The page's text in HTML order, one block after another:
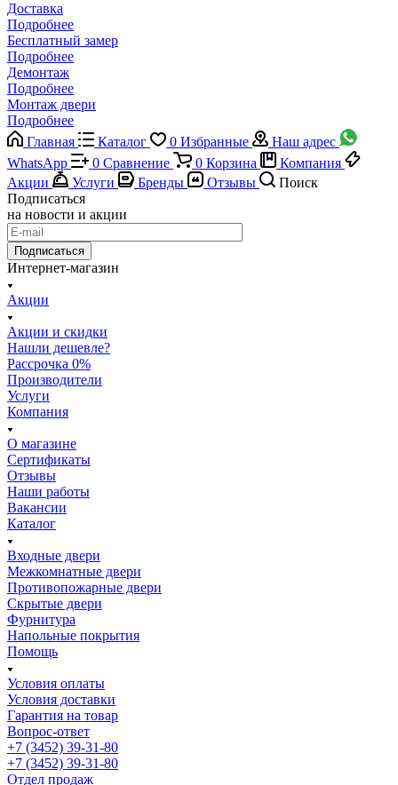
Доставка
Подробнее
Бесплатный замер
Подробнее
Демонтаж
Подробнее
Монтаж двери
Подробнее
Главная
Каталог 0 Избранные
Наш адрес
WhatsApp
0 Сравнение 0 Корзина
Компания
Акции
Услуги Бренды Отзывы
Поиск
Подписаться
на новости и акции
Подписаться
Интернет-магазин
Акции
Акции и скидки
Нашли дешевле?
Рассрочка 0%
Производители
Услуги
Компания
О магазине
Сертификаты
Отзывы
Наши работы
Вакансии
Каталог
Входные двери
Межкомнатные двери
Противопожарные двери
Скрытые двери
Фурнитура
Напольные покрытия
Помощь
Условия оплаты
Условия доставки
Гарантия на товар
Вопрос-ответ
+7 (3452) 39-31-80
+7 (3452) 39-31-80
Отдел продаж